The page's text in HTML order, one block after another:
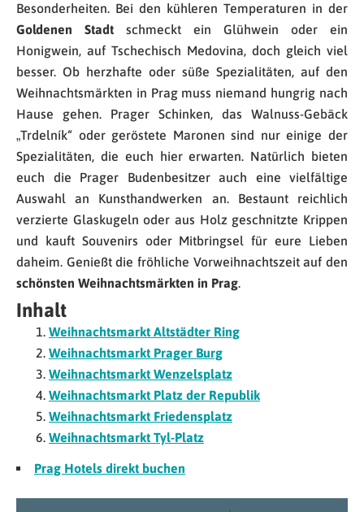
Besonderheiten. Bei den kühleren Temperaturen in der
Goldenen Stadt schmeckt ein Glühwein oder ein
Honigwein, auf Tschechisch Medovina, doch gleich viel
besser. Ob herzhafte oder süße Spezialitäten, auf den
Weihnachtsmärkten in Prag muss niemand hungrig nach
Hause gehen. Prager Schinken, das Walnuss-Gebäck
„Trdelník“ oder geröstete Maronen sind nur einige der
Spezialitäten, die euch hier erwarten. Natürlich bieten
euch die Prager Budenbesitzer auch eine vielfältige
Auswahl an Kunsthandwerken an. Bestaunt reichlich
verzierte Glaskugeln oder aus Holz geschnitzte Krippen
und kauft Souvenirs oder Mitbringsel für eure Lieben
daheim. Genießt die fröhliche Vorweihnachtszeit auf den
schönsten Weihnachtsmärkten in Prag.
Inhalt
Weihnachtsmarkt Altstädter Ring
Weihnachtsmarkt Prager Burg
Weihnachtsmarkt Wenzelsplatz
Weihnachtsmarkt Platz der Republik
Weihnachtsmarkt Friedensplatz
Weihnachtsmarkt Tyl-Platz
Prag Hotels direkt buchen